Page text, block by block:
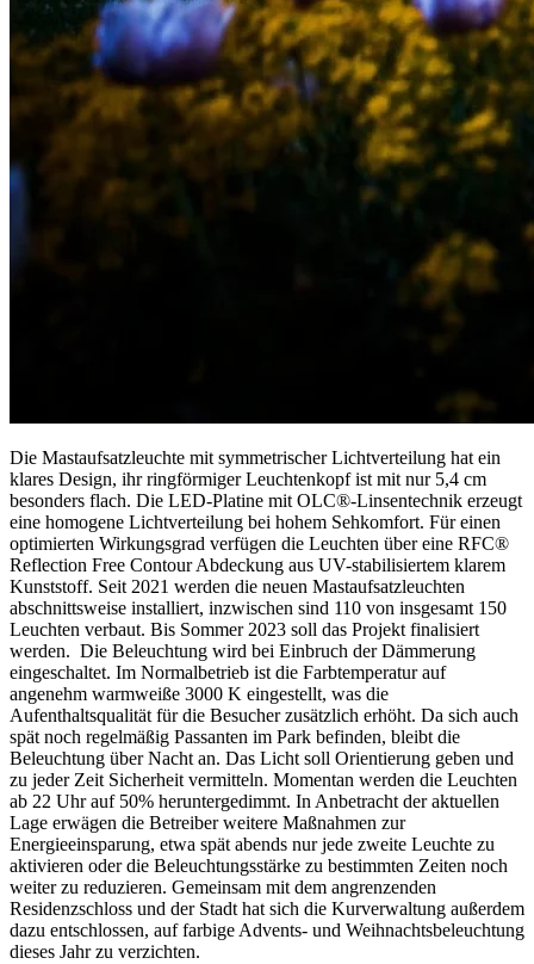
Die Mastaufsatzleuchte mit symmetrischer Lichtverteilung hat ein
klares Design, ihr ringförmiger Leuchtenkopf ist mit nur 5,4 cm
besonders flach. Die LED-Platine mit OLC®-Linsentechnik erzeugt
eine homogene Lichtverteilung bei hohem Sehkomfort. Für einen
optimierten Wirkungsgrad verfügen die Leuchten über eine RFC®
Reflection Free Contour Abdeckung aus UV-stabilisiertem klarem
Kunststoff. Seit 2021 werden die neuen Mastaufsatzleuchten
abschnittsweise installiert, inzwischen sind 110 von insgesamt 150
Leuchten verbaut. Bis Sommer 2023 soll das Projekt finalisiert
werden. Die Beleuchtung wird bei Einbruch der Dämmerung
eingeschaltet. Im Normalbetrieb ist die Farbtemperatur auf
angenehm warmweiße 3000 K eingestellt, was die
Aufenthaltsqualität für die Besucher zusätzlich erhöht. Da sich auch
spät noch regelmäßig Passanten im Park befinden, bleibt die
Beleuchtung über Nacht an. Das Licht soll Orientierung geben und
zu jeder Zeit Sicherheit vermitteln. Momentan werden die Leuchten
ab 22 Uhr auf 50% heruntergedimmt. In Anbetracht der aktuellen
Lage erwägen die Betreiber weitere Maßnahmen zur
Energieeinsparung, etwa spät abends nur jede zweite Leuchte zu
aktivieren oder die Beleuchtungsstärke zu bestimmten Zeiten noch
weiter zu reduzieren. Gemeinsam mit dem angrenzenden
Residenzschloss und der Stadt hat sich die Kurverwaltung außerdem
dazu entschlossen, auf farbige Advents- und Weihnachtsbeleuchtung
dieses Jahr zu verzichten.